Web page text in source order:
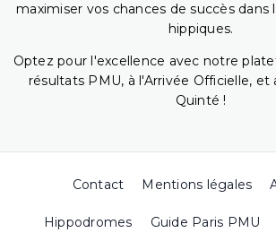
maximiser vos chances de succès dans
hippiques.
Optez pour l'excellence avec notre
résultats PMU, à l'Arrivée Officielle, et
Quinté !
Contact Mentions légales
Hippodromes Guide Paris PMU